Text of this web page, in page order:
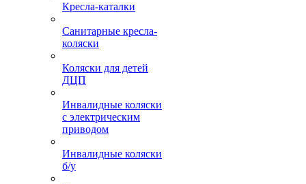
Кресла-каталки
Санитарные кресла-
коляски
Коляски для детей
ДЦП
Инвалидные коляски
с электрическим
приводом
Инвалидные коляски
б/у